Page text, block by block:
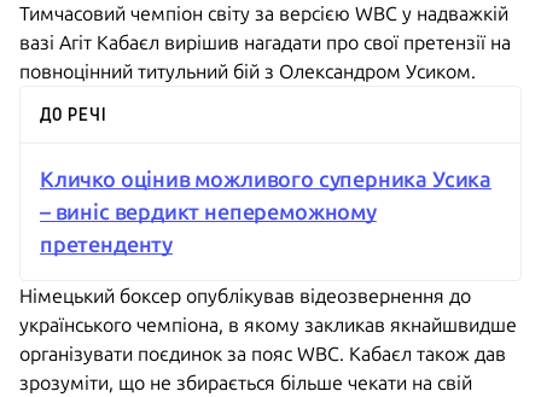
Тимчасовий чемпіон світу за версією WBC у надважкій
вазі Агіт Кабаєл вирішив нагадати про свої претензії на
повноцінний титульний бій з Олександром Усиком.
ДО РЕЧІ
Кличко оцінив можливого суперника Усика
– виніс вердикт непереможному
претенденту
Німецький боксер опублікував відеозвернення до
українського чемпіона, в якому закликав якнайшвидше
організувати поєдинок за пояс WBC. Кабаєл також дав
зрозуміти, що не збирається більше чекати на свій